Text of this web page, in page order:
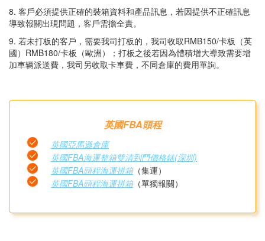
8. 客戶必須提供正確的裝箱資料和產品訊息，若因提供不正確訊息
導致報關出現問題，客戶需擔全責。
9. 若未打板的客戶，需要我司打板的，我司收取RMB150/卡板（英
國）RMB180/卡板（歐洲）；打板之後若因為體積增大導致需要增
加車辆派送費，我司另收取卡車費，不同倉庫的費用單詢。
英國FBA頭程
英國亞馬遜倉庫
英國FBA海運整箱雙清到門價格錶(深圳)
英國FBA頭程海運拼箱（集運）
英國FBA頭程海運拼箱（單獨報關）